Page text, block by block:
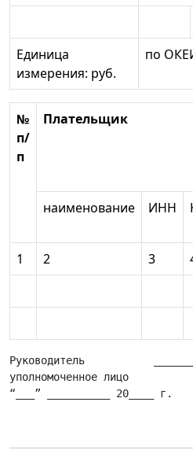
Единица
измерения: руб.
по
№
п/
п
Плательщик
наименование ИНН
1 2 3
Руководитель
уполномоченное лицо
“___” __________ 20____ г.